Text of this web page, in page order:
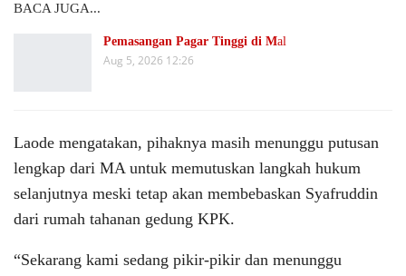
BACA JUGA...
Pemasangan Pagar Tinggi di Mal
Aug 5, 2026 12:26
Laode mengatakan, pihaknya masih menunggu putusan
lengkap dari MA untuk memutuskan langkah hukum
selanjutnya meski tetap akan membebaskan Syafruddin
dari rumah tahanan gedung KPK.
“Sekarang kami sedang pikir-pikir dan menunggu